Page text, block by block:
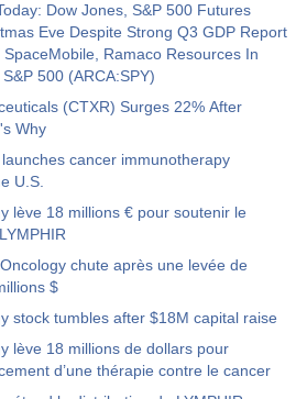
Dow Jones, S&P 500 Futures
Eve Despite Strong Q3 GDP Report
Ramaco Resources In
500 (ARCA:SPY)
(CTXR) Surges 22% After
Why
cancer immunotherapy
U.S.
lève 18 millions € pour soutenir le
Oncology chute après une levée de
$
stock tumbles after $18M capital raise
lève 18 millions de dollars pour
d’une thérapie contre le cancer